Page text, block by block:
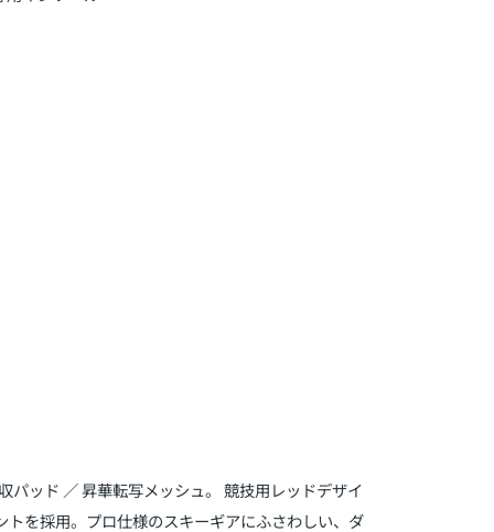
パッド ／ 昇華転写メッシュ。 競技用レッドデザイ
を採用。プロ仕様のスキーギアにふさわしい、ダ